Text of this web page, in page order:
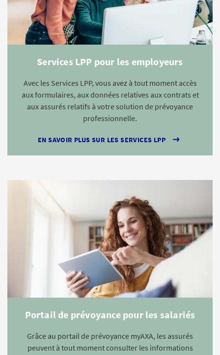
Services LPP pour les employeurs
Avec les Services LPP, vous avez à tout moment accès
aux formulaires, aux données relatives aux contrats et
aux assurés relatifs à votre solution de prévoyance
professionnelle.
EN SAVOIR PLUS SUR LES SERVICES LPP
Portail de prévoyance pour les salariés
Grâce au portail de prévoyance myAXA, les assurés
peuvent à tout moment consulter les informations